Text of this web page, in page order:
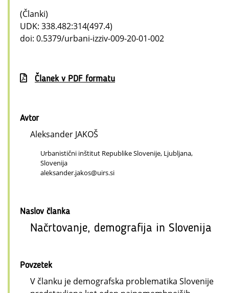
(Članki)
UDK: 338.482:314(497.4)
doi: 0.5379/urbani-izziv-009-20-01-002
Članek v PDF formatu
Avtor
Aleksander JAKOŠ
Urbanistični inštitut Republike Slovenije, Ljubljana,
Slovenija
aleksander.jakos@uirs.si
Naslov članka
Načrtovanje, demografija in Slovenija
Povzetek
V članku je demografska problematika Slovenije